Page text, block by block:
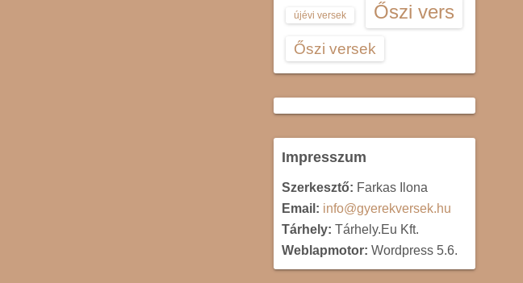
újévi versek Őszi vers
Őszi versek
Impresszum
Szerkesztő: Farkas Ilona
Email: info@gyerekversek.hu
Tárhely: Tárhely.Eu Kft.
Weblapmotor: Wordpress 5.6.